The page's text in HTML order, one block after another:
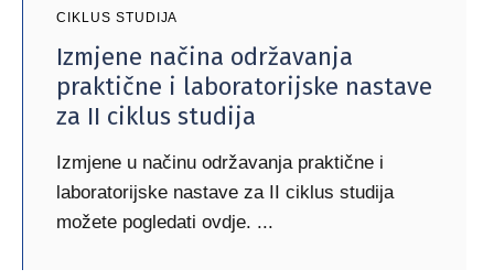
CIKLUS STUDIJA
Izmjene načina održavanja
praktične i laboratorijske nastave
za II ciklus studija
Izmjene u načinu održavanja praktične i
laboratorijske nastave za II ciklus studija
možete pogledati ovdje.